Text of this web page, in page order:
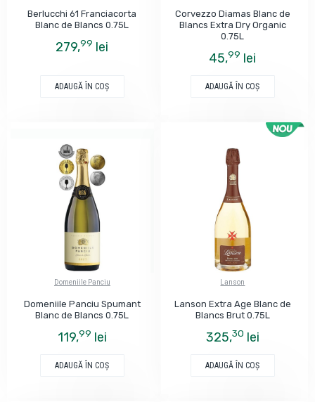
Berlucchi 61 Franciacorta
Blanc de Blancs 0.75L
279,99 lei
ADAUGĂ ÎN COŞ
Corvezzo Diamas Blanc de
Blancs Extra Dry Organic
0.75L
45,99 lei
ADAUGĂ ÎN COŞ
Domeniile Panciu
Domeniile Panciu Spumant
Blanc de Blancs 0.75L
119,99 lei
ADAUGĂ ÎN COŞ
Lanson
Lanson Extra Age Blanc de
Blancs Brut 0.75L
325,30 lei
ADAUGĂ ÎN COŞ